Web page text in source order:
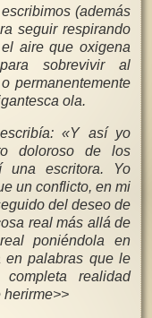
(además
seguir respirando
aire que oxigena
sobrevivir al
permanentemente
ola.
«Y así yo
doloroso de los
escritora. Yo
un conflicto, en mi
del deseo de
real más allá de
poniéndola en
en palabras que le
realidad
herirme>>